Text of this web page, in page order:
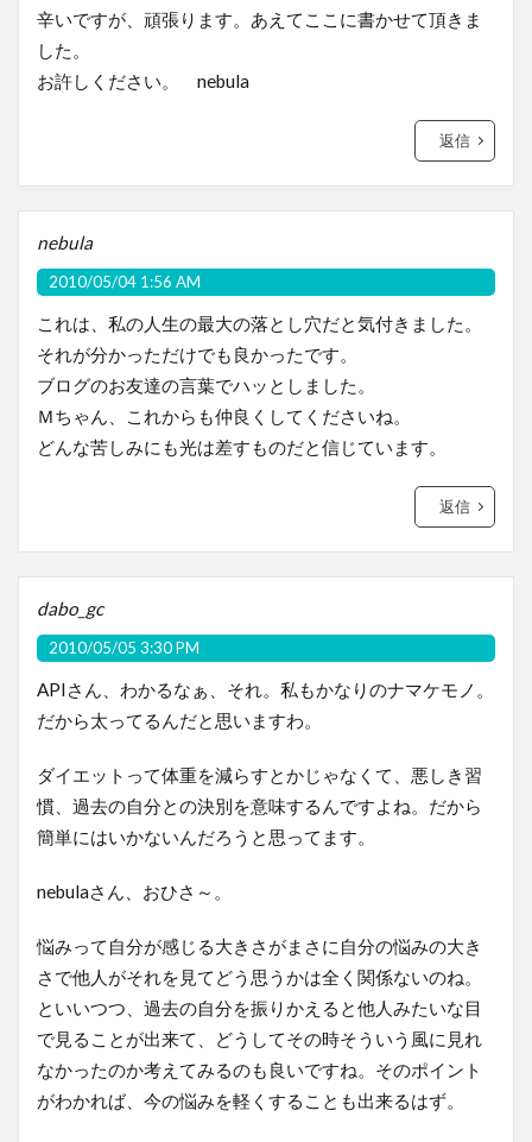
辛いですが、頑張ります。あえてここに書かせて頂きま
した。
お許しください。 nebula
返信
nebula
2010/05/04 1:56 AM
これは、私の人生の最大の落とし穴だと気付きました。
それが分かっただけでも良かったです。
ブログのお友達の言葉でハッとしました。
Ｍちゃん、これからも仲良くしてくださいね。
どんな苦しみにも光は差すものだと信じています。
返信
dabo_gc
2010/05/05 3:30 PM
APIさん、わかるなぁ、それ。私もかなりのナマケモノ。
だから太ってるんだと思いますわ。
ダイエットって体重を減らすとかじゃなくて、悪しき習
慣、過去の自分との決別を意味するんですよね。だから
簡単にはいかないんだろうと思ってます。
nebulaさん、おひさ～。
悩みって自分が感じる大きさがまさに自分の悩みの大き
さで他人がそれを見てどう思うかは全く関係ないのね。
といいつつ、過去の自分を振りかえると他人みたいな目
で見ることが出来て、どうしてその時そういう風に見れ
なかったのか考えてみるのも良いですね。そのポイント
がわかれば、今の悩みを軽くすることも出来るはず。